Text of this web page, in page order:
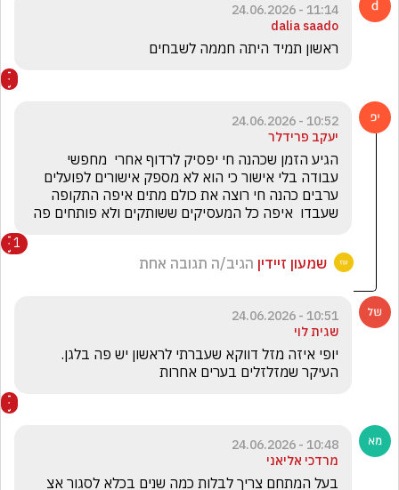
11:14 - 24.06.2026
dalia saado
ראשון תמיד היתה חממה לשבחים
10:52 - 24.06.2026
יעקב פרידלר
שעבדו  איפה כל המעסיקים ששותקים ולא פותחים פה
1
שמעון זיידין הגיב/ה תגובה אחת
10:51 - 24.06.2026
שגית לוי
העיקר שמזלזלים בערים אחרות
10:48 - 24.06.2026
מרדכי אליאני